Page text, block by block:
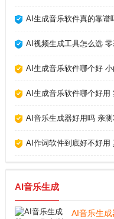
作者、游戏
版税的原创
AI生成音乐软件真的靠谱
AI视频生成工具怎么选
AI生成音乐软件哪个好 小
AI生成音乐软件哪个好用
AI音乐生成器好用吗 亲测
AI作词软件到底好不好用
AI音乐生成
AI音乐生成